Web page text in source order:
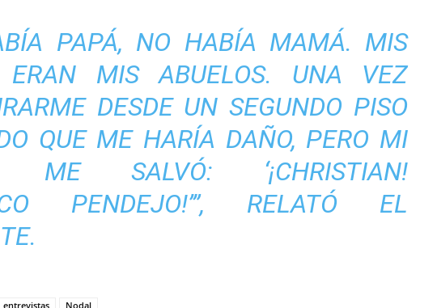
PAPÁ, NO HABÍA MAMÁ. MIS
ERAN MIS ABUELOS. UNA VEZ
DESDE UN SEGUNDO PISO
QUE ME HARÍA DAÑO, PERO MI
ME SALVÓ: ‘¡CHRISTIAN!
PENDEJO!’”, RELATÓ EL
entrevistas Nodal